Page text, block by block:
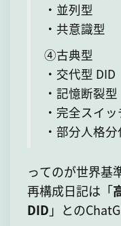
・並列型
・共意識型
④古典型
・交代型 DID
・記憶断裂型
・完全スイ
・部分人格分
ってのが世界基
再構成日記は「
DID 」との